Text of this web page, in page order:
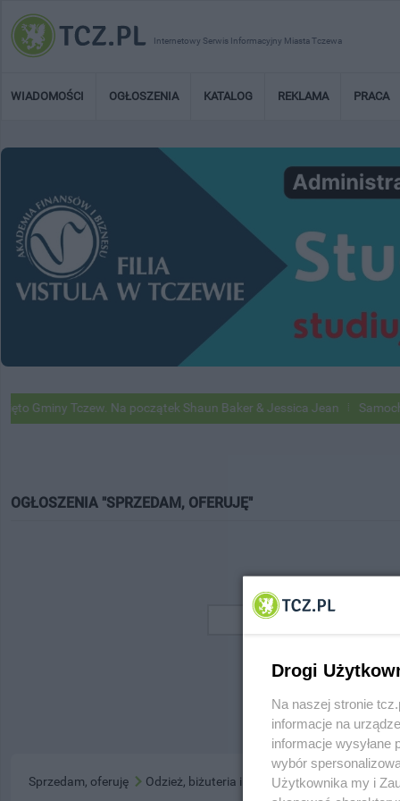
Internetowy Serwis Informacyjny Miasta Tczewa
WIADOMOŚCI OGŁOSZENIA KATALOG REKLAMA PRACA
Gminy Tczew. Na początek Shaun Baker & Jessica Jean
OGŁOSZENIA "SPRZEDAM, OFERUJĘ"
Sprzedam, oferuję Odzież, biżuteria i zegarki
Drogi
Na naszej stronie
informacje na
informacje wysyłane
wybór
Użytkownika my i